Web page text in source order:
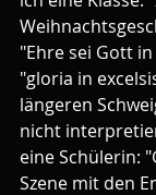
"Ehre sei Gott
"gloria in
längeren
nicht
eine Schülerin:
Szene mit den